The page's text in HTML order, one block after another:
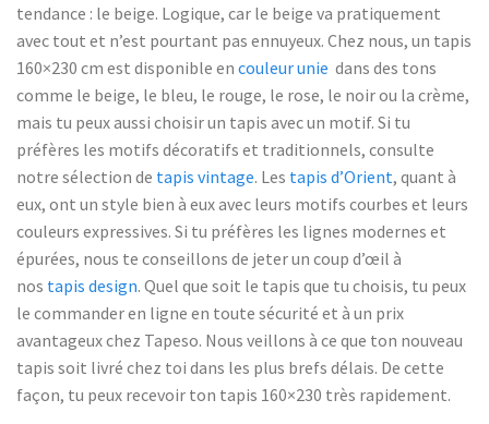
tendance : le beige. Logique, car le beige va pratiquement
avec tout et n’est pourtant pas ennuyeux. Chez nous, un tapis
160×230 cm est disponible en couleur unie dans des tons
comme le beige, le bleu, le rouge, le rose, le noir ou la crème,
mais tu peux aussi choisir un tapis avec un motif. Si tu
préfères les motifs décoratifs et traditionnels, consulte
notre sélection de tapis vintage. Les tapis d’Orient, quant à
eux, ont un style bien à eux avec leurs motifs courbes et leurs
couleurs expressives. Si tu préfères les lignes modernes et
épurées, nous te conseillons de jeter un coup d’œil à
nos tapis design. Quel que soit le tapis que tu choisis, tu peux
le commander en ligne en toute sécurité et à un prix
avantageux chez Tapeso. Nous veillons à ce que ton nouveau
tapis soit livré chez toi dans les plus brefs délais. De cette
façon, tu peux recevoir ton tapis 160×230 très rapidement.